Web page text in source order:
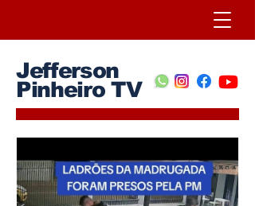
Jefferson
Pinheiro TV